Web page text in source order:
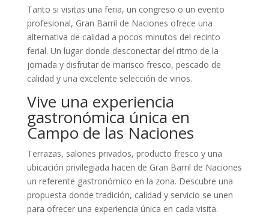
Tanto si visitas una feria, un congreso o un evento
profesional, Gran Barril de Naciones ofrece una
alternativa de calidad a pocos minutos del recinto
ferial. Un lugar donde desconectar del ritmo de la
jornada y disfrutar de marisco fresco, pescado de
calidad y una excelente selección de vinos.
Vive una experiencia
gastronómica única en
Campo de las Naciones
Terrazas, salones privados, producto fresco y una
ubicación privilegiada hacen de Gran Barril de Naciones
un referente gastronómico en la zona. Descubre una
propuesta donde tradición, calidad y servicio se unen
para ofrecer una experiencia única en cada visita.